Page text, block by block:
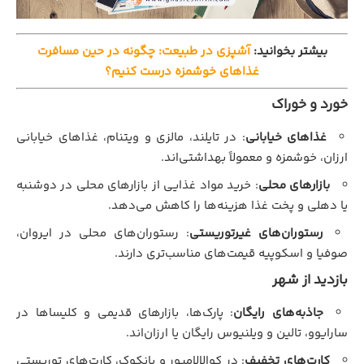
بیشتر بخوانید:آشپزی در طبیعت: چگونه در حین مسافرت
غذاهای خوشمزه درست کنیم؟
خورد و خوراک
غذاهای خیابانی: در تایلند، مالزی و ویتنام، غذاهای خیابانی
ارزان، خوشمزه و معمولاً بهداشتی‌اند.
بازارهای محلی: خرید مواد غذایی از بازارهای محلی در دوشنبه
یا دهلی و پخت غذا هزینه‌ها را کاهش می‌دهد.
رستوران‌های غیرتوریستی: رستوران‌های محلی در ایروان،
صوفیا و اسکوپیه قیمت‌های مناسب‌تری دارند.
بازدید از شهر
جاذبه‌های رایگان: پارک‌ها، بازارهای قدیمی و کلیساها در
سارایوو، تالین و ویلنیوس رایگان یا ارزان‌اند.